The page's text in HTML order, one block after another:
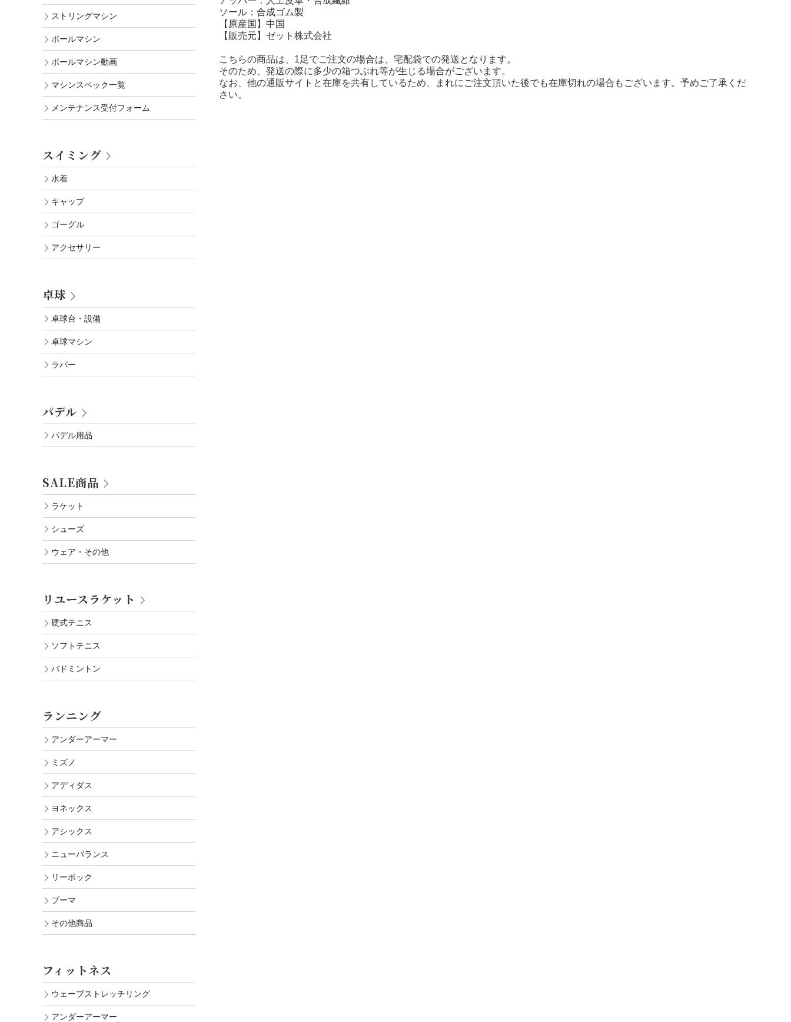
ソール：合成ゴム製
【原産国】中国
【販売元】ゼット株式会社
こちらの商品は、1足でご注文の場合は、宅配袋での発送となります。
そのため、発送の際に多少の箱つぶれ等が生じる場合がございます。
なお、他の通販サイトと在庫を共有しているため、まれにご注文頂いた後でも在庫切れの場合もございます。予めご了承くだ
さい。
ストリングマシン
ボールマシン
ボールマシン動画
マシンスペック一覧
メンテナンス受付フォーム
スイミング
水着
キャップ
ゴーグル
アクセサリー
卓球
卓球台・設備
卓球マシン
ラバー
パデル
パデル用品
SALE商品
ラケット
シューズ
ウェア・その他
リユースラケット
硬式テニス
ソフトテニス
バドミントン
ランニング
アンダーアーマー
ミズノ
アディダス
ヨネックス
アシックス
ニューバランス
リーボック
プーマ
その他商品
フィットネス
ウェーブストレッチリング
アンダーアーマー